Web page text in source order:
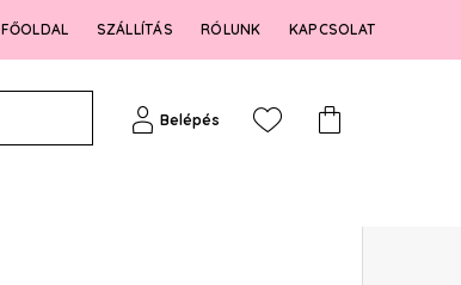
FŐOLDAL SZÁLLÍTÁS RÓLUNK KAPCSOLAT
Belépés